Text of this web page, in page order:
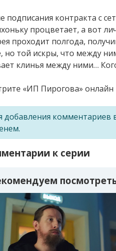
подписания контракта с
процветает, а вот
проходит полгода,
но той искры, что между
клинья между ними…
«ИП Пирогова» онлайн
добавления комментариев
к серии